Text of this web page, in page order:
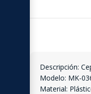
Descripción:
Modelo: MK-
Material: